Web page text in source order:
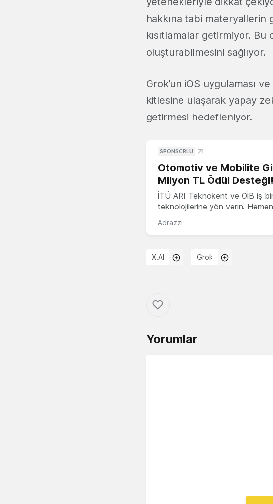
hakkına tabi
kısıtlamalar getirmiyor. Bu
oluşturabilmesini sağlıyor.
Grok’un iOS uygulaması
kitlesine ulaşarak yapay
getirmesi hedefleniyor.
SPONSORLU
Otomotiv ve Mobilite
Milyon TL Ödül Desteği!
İTÜ ARI Teknokent ve OİB iş
teknolojilerine yön verin.
Adrazzi
X.AI Grok
Yorumlar